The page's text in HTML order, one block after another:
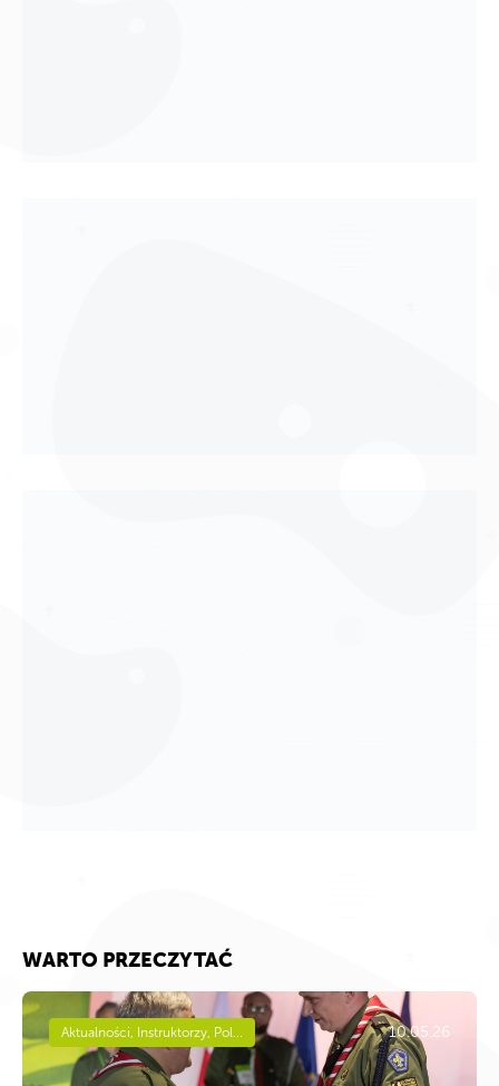
WARTO PRZECZYTAĆ
Aktualności, Instruktorzy, Pol... 10.05.26